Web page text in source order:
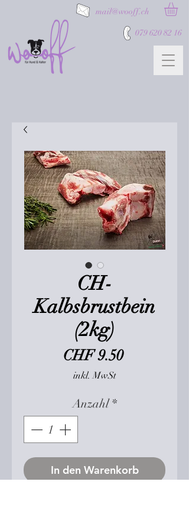
mail@wooff.ch
079 620 82 16
CH-
Kalbsbrustbein
(2kg)
CHF 9.50Preis
inkl. MwSt
Anzahl *
In den Warenkorb